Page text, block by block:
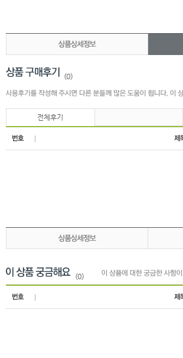
(0)
전체후기
(0)